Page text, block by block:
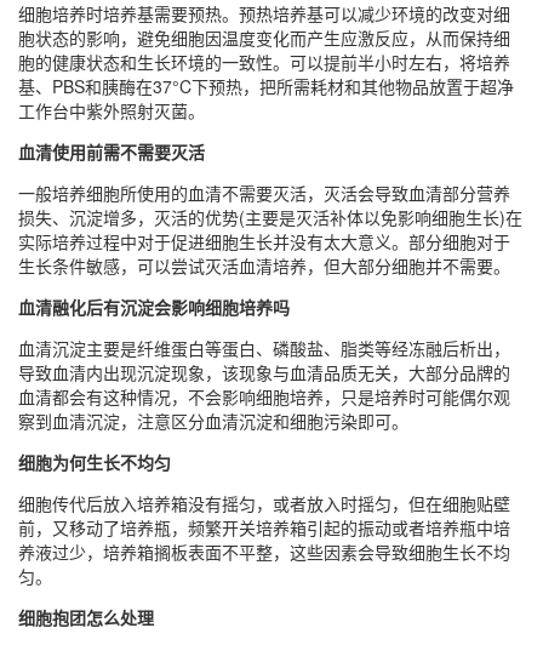
细胞培养时培养基需要预热‌。预热培养基可以减少环境的改变对细
胞状态的影响，避免细胞因温度变化而产生应激反应，从而保持细
胞的健康状态和生长环境的一致性‌。可以提前半小时左右，将培养
基、PBS和胰酶在37°C下预热，把所需耗材和其他物品放置于超净
工作台中紫外照射灭菌。
血清使用前需不需要灭活
一般培养细胞所使用的血清不需要灭活，灭活会导致血清部分营养
损失、沉淀增多，灭活的优势(主要是灭活补体以免影响细胞生长)在
实际培养过程中对于促进细胞生长并没有太大意义。部分细胞对于
生长条件敏感，可以尝试灭活血清培养，但大部分细胞并不需要。
血清融化后有沉淀会影响细胞培养吗
血清沉淀主要是纤维蛋白等蛋白、磷酸盐、脂类等经冻融后析出，
导致血清内出现沉淀现象，该现象与血清品质无关，大部分品牌的
血清都会有这种情况，不会影响细胞培养，只是培养时可能偶尔观
察到血清沉淀，注意区分血清沉淀和细胞污染即可。
细胞为何生长不均匀
细胞传代后放入培养箱没有摇匀，或者放入时摇匀，但在细胞贴壁
前，又移动了培养瓶，频繁开关培养箱引起的振动或者培养瓶中培
养液过少，培养箱搁板表面不平整，这些因素会导致细胞生长不均
匀。
细胞抱团怎么处理